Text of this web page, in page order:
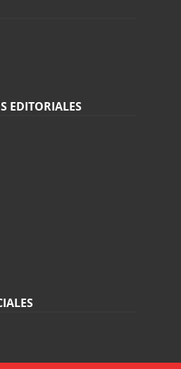
EDITORIALES